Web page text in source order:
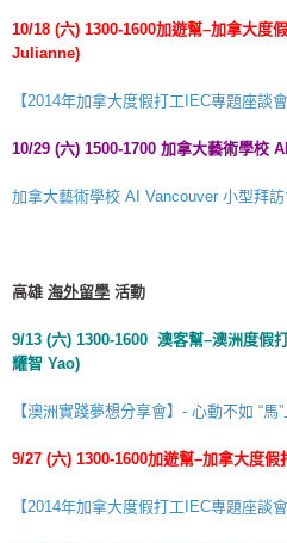
10/18 (六) 1300-1600加遊幫–加拿大度
Julianne)
【2014年加拿大度假打工IEC專題座談
10/29 (六) 1500-1700 加拿大藝術學校
加拿大藝術學校 AI Vancouver 小型拜
高雄 海外留學 活動
9/13 (六) 1300-1600 澳客幫–澳洲度假
耀智 Yao)
【澳洲實踐夢想分享會】- 心動不如 “馬
9/27 (六) 1300-1600加遊幫–加拿大度假
【2014年加拿大度假打工IEC專題座談